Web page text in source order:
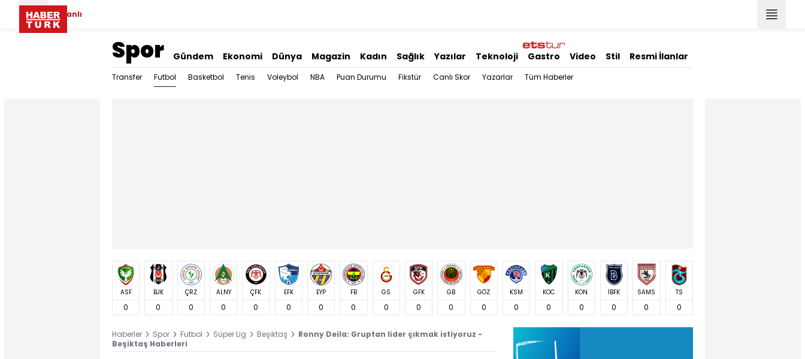
Canlı
Spor Gündem Ekonomi Dünya Magazin Kadın Sağlık Yazılar Teknoloji Gastro Video Stil Resmi İlanlar
Transfer Futbol Basketbol Tenis Voleybol NBA Puan Durumu Fikstür Canlı Skor Yazarlar Tüm Haberler
ASF
0
BJK
0
ÇRZ
0
ALNY
0
ÇFK
0
EFK
0
EYP
0
FB
0
GS
0
GFK
0
GB
0
GÖZ
0
KSM
0
KOC
0
KON
0
İBFK
0
SAMS
0
TS
0
Haberler Spor Futbol Süper Lig Beşiktaş
Ronny Deila: Gruptan lider çıkmak istiyoruz -
Beşiktaş Haberleri